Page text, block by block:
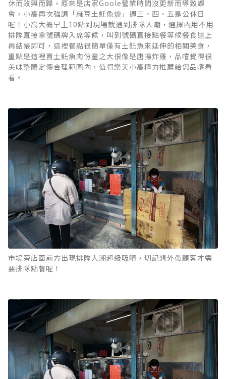
休而敗興而歸，原來是店家Goole營業時間沒更新而導致誤
會，小高再次強調「麻豆土魠魚焿」週三、四、五是公休日
喔！小高大概早上10點到現場就遇到排隊人潮，選擇內用不用
排隊直接拿號碼牌入席等候，叫到號碼直接點餐等候餐食送上
再結帳即可，這裡餐點很簡單僅有土魠魚來延伸的相關美食，
重點是這裡賣土魠魚肉份量之大很像是唐揚炸雞，品嚐覺得很
美味整體定價合理範圍內，值得樂天小高極力推薦給您品嚐看
看。
市場旁店面前方出現排隊人潮超級吸睛，切記想外帶顧客才需
要排隊點餐喔！